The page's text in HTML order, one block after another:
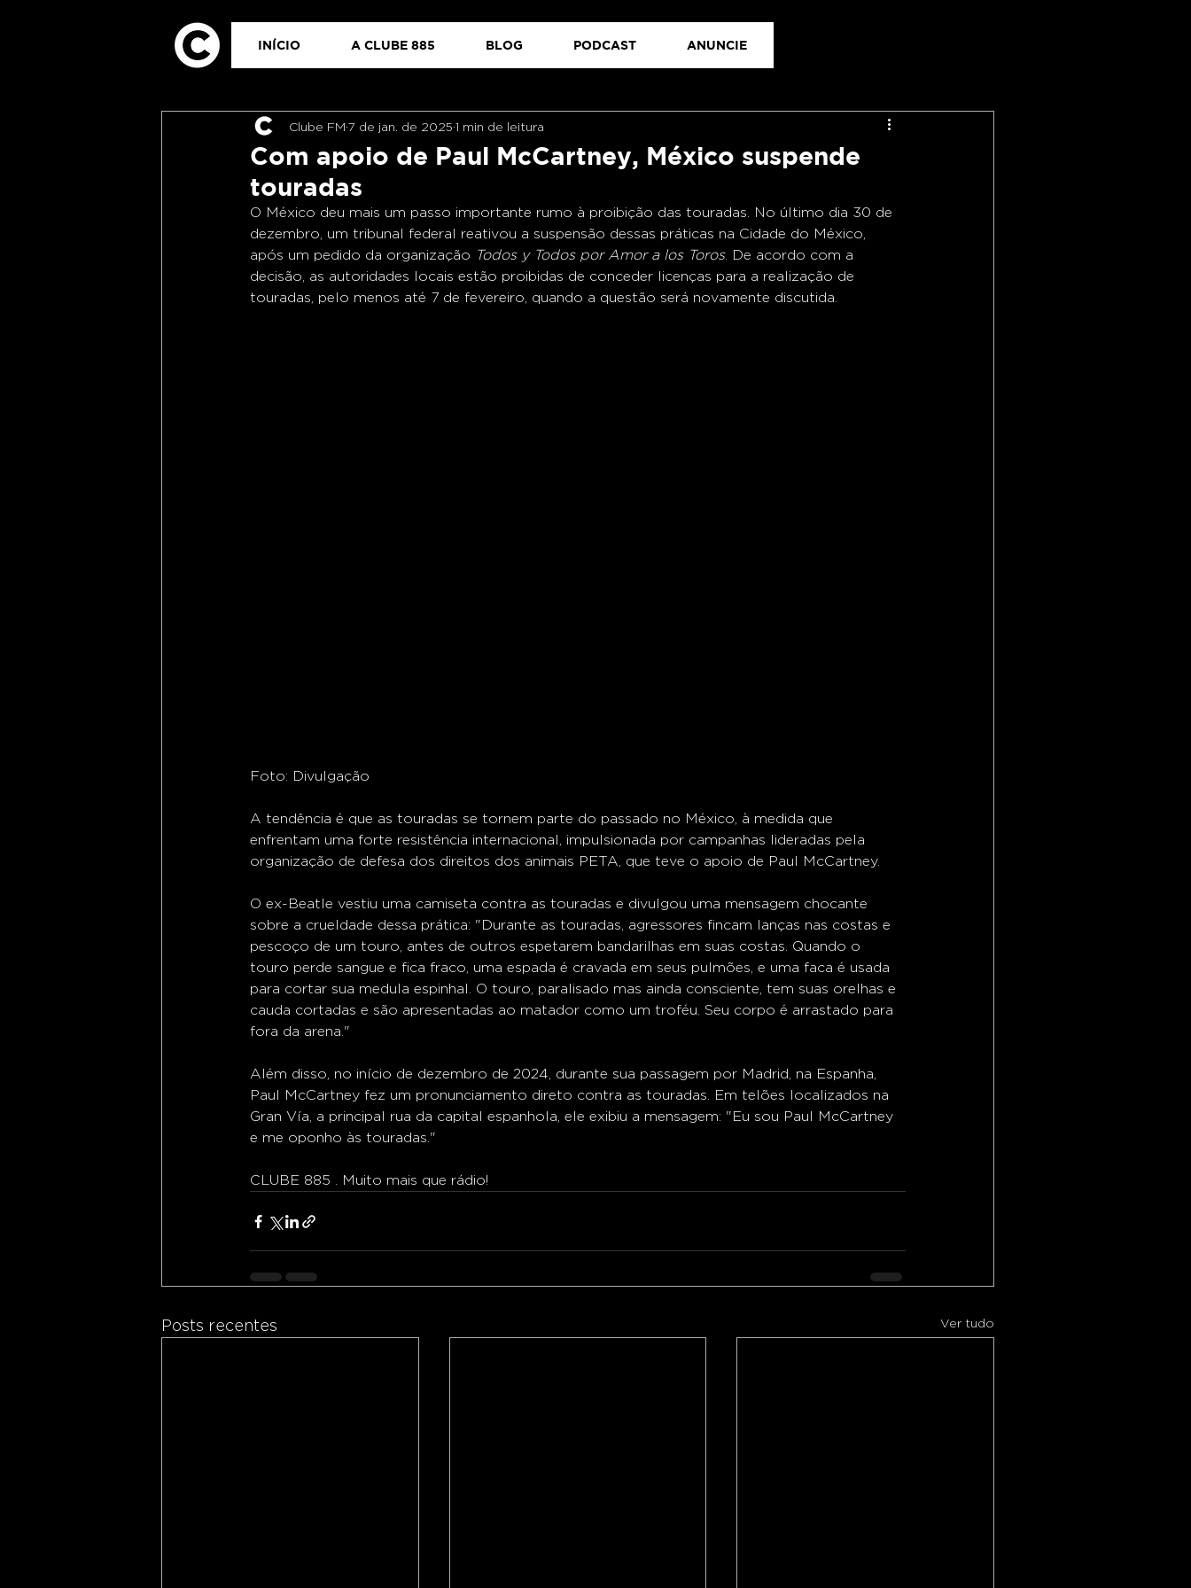
INÍCIO A CLUBE 885 BLOG PODCAST ANUNCIE
Com apoio de Paul McCartney, México suspende
touradas
Clube FM 7 de jan. de 2025 1 min de leitura
O México deu mais um passo importante rumo à proibição das touradas. No último dia 30 de
dezembro, um tribunal federal reativou a suspensão dessas práticas na Cidade do México,
após um pedido da organização Todos y Todos por Amor a los Toros. De acordo com a
decisão, as autoridades locais estão proibidas de conceder licenças para a realização de
touradas, pelo menos até 7 de fevereiro, quando a questão será novamente discutida.
Foto: Divulgação
A tendência é que as touradas se tornem parte do passado no México, à medida que
enfrentam uma forte resistência internacional, impulsionada por campanhas lideradas pela
organização de defesa dos direitos dos animais PETA, que teve o apoio de Paul McCartney.
O ex-Beatle vestiu uma camiseta contra as touradas e divulgou uma mensagem chocante
sobre a crueldade dessa prática: "Durante as touradas, agressores fincam lanças nas costas e
pescoço de um touro, antes de outros espetarem bandarilhas em suas costas. Quando o
touro perde sangue e fica fraco, uma espada é cravada em seus pulmões, e uma faca é usada
para cortar sua medula espinhal. O touro, paralisado mas ainda consciente, tem suas orelhas e
cauda cortadas e são apresentadas ao matador como um troféu. Seu corpo é arrastado para
fora da arena."
Além disso, no início de dezembro de 2024, durante sua passagem por Madrid, na Espanha,
Paul McCartney fez um pronunciamento direto contra as touradas. Em telões localizados na
Gran Vía, a principal rua da capital espanhola, ele exibiu a mensagem: "Eu sou Paul McCartney
e me oponho às touradas."
CLUBE 885 . Muito mais que rádio!
Posts recentes Ver tudo